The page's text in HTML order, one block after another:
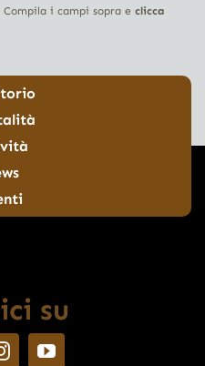
i campi sopra e clicca
su